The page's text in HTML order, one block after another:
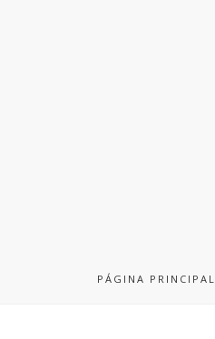
PÁGINA PRINCIPAL